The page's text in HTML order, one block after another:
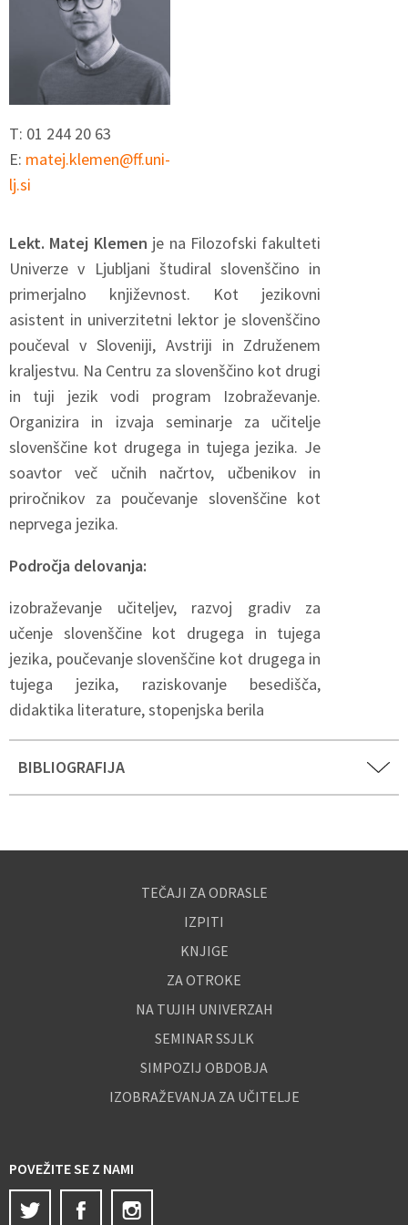
T: 01 244 20 63
E: matej.klemen@ff.uni-
lj.si
Lekt. Matej Klemen je na Filozofski fakulteti
Univerze v Ljubljani študiral slovenščino in
primerjalno književnost. Kot jezikovni
asistent in univerzitetni lektor je slovenščino
poučeval v Sloveniji, Avstriji in Združenem
kraljestvu. Na Centru za slovenščino kot drugi
in tuji jezik vodi program Izobraževanje.
Organizira in izvaja seminarje za učitelje
slovenščine kot drugega in tujega jezika. Je
soavtor več učnih načrtov, učbenikov in
priročnikov za poučevanje slovenščine kot
neprvega jezika.
Področja delovanja:
izobraževanje učiteljev, razvoj gradiv za
učenje slovenščine kot drugega in tujega
jezika, poučevanje slovenščine kot drugega in
tujega jezika, raziskovanje besedišča,
didaktika literature, stopenjska berila
BIBLIOGRAFIJA
TEČAJI ZA ODRASLE
IZPITI
KNJIGE
ZA OTROKE
NA TUJIH UNIVERZAH
SEMINAR SSJLK
SIMPOZIJ OBDOBJA
IZOBRAŽEVANJA ZA UČITELJE
POVEŽITE SE Z NAMI
Twitter
Facebook